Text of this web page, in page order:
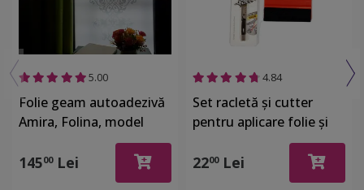
autoadezive se aplică cu apă - îţi recomandăm să
pulverizezi multă apă pe sticlă şi pe partea cu adeziv a
foliei. Racletarea se va face mult mai uşor şi dacă rămân
bule de aer, acestea se pot scoate fără a strica folia.
5.00
Folie geam autoadezivă
Amira, Folina, model
elegant gri 75x100 cm
14500Lei
4.84
Set racletă şi cutter
pentru aplicare folie şi
2200Lei